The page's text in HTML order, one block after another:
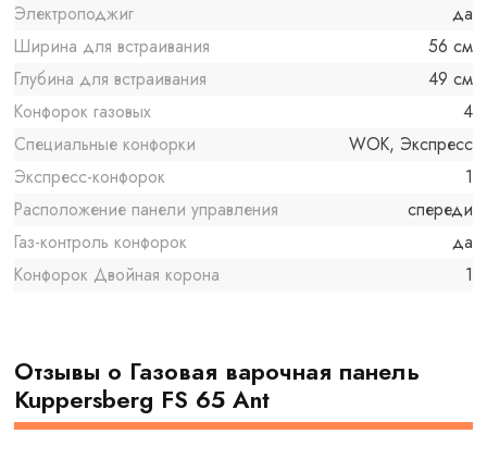
Электроподжиг
да
Ширина для встраивания
56 см
Глубина для встраивания
49 см
Конфорок газовых
4
Специальные конфорки
WOK, Экспресс
Экспресс-конфорок
1
Расположение панели управления
спереди
Газ-контроль конфорок
да
Конфорок Двойная корона
1
Отзывы о Газовая варочная панель
Kuppersberg FS 65 Ant